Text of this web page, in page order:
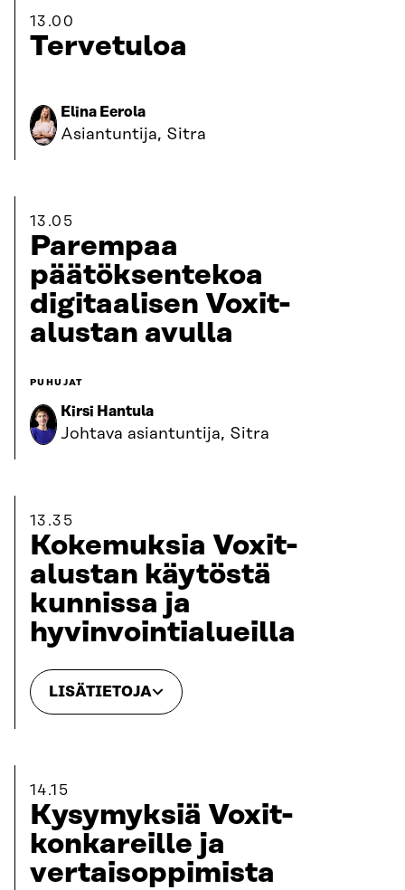
13.00
Tervetuloa
Elina Eerola
Asiantuntija, Sitra
13.05
Parempaa
päätöksentekoa
digitaalisen Voxit-
alustan avulla
PUHUJAT
Kirsi Hantula
Johtava asiantuntija, Sitra
13.35
Kokemuksia Voxit-
alustan käytöstä
kunnissa ja
hyvinvointialueilla
LISÄTIETOJA
14.15
Kysymyksiä Voxit-
konkareille ja
vertaisoppimista